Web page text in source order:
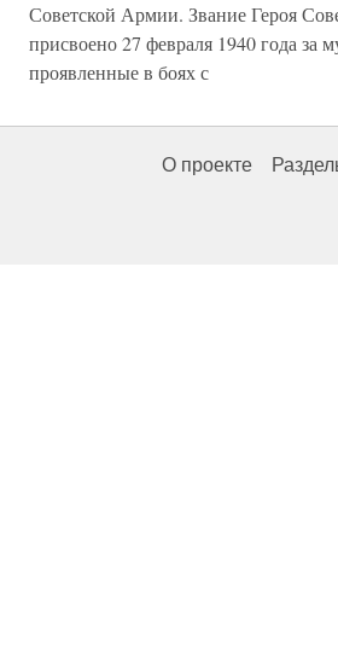
Советской Армии. Звание Героя
присвоено 27 февраля 1940 года за
проявленные в боях с
О проекте